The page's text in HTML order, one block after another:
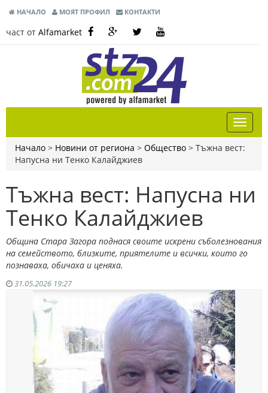
НАЧАЛО МОЯТ ПРОФИЛ КОНТАКТИ
част от Alfamarket
Начало > Новини от региона > Общество > Тъжна вест:
Напусна ни Тенко Калайджиев
Тъжна вест: Напусна ни
Тенко Калайджиев
Община Стара Загора поднася своите искрени съболезнования
на семейството, близките, приятелите и всички, които го
познаваха, обичаха и ценяха.
31.05.2026 19:27